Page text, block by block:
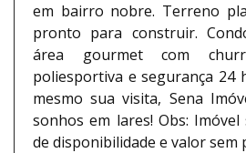
em bairro nobre. Terreno
pronto para construir.
área gourmet com
poliesportiva e segurança 24
mesmo sua visita, Sena
sonhos em lares! Obs:
de disponibilidade e valor sem